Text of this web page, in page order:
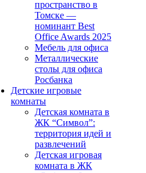
пространство в
Томске —
номинант Best
Office Awards 2025
Мебель для офиса
Металлические
столы для офиса
Росбанка
Детские игровые
комнаты
Детская комната в
ЖК “Символ”:
территория идей и
развлечений
Детская игровая
комната в ЖК